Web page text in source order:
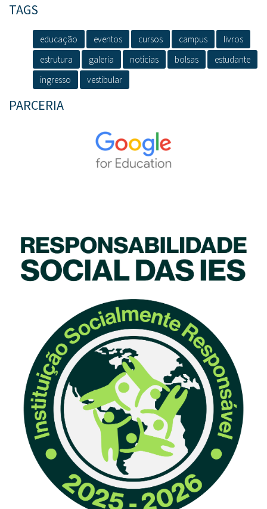
TAGS
educação eventos cursos campus
livros
estrutura
galeria notícias bolsas
estudante
ingresso
vestibular
PARCERIA